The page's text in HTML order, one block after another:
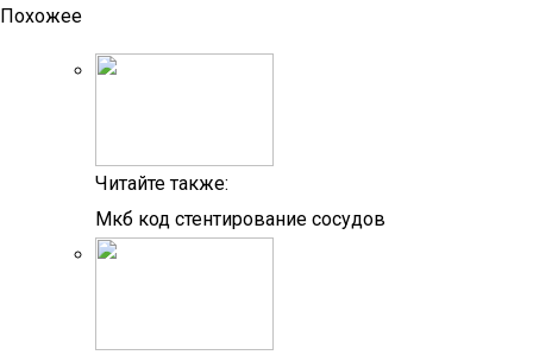
Похожее
Читайте также:
Мкб код стентирование сосудов